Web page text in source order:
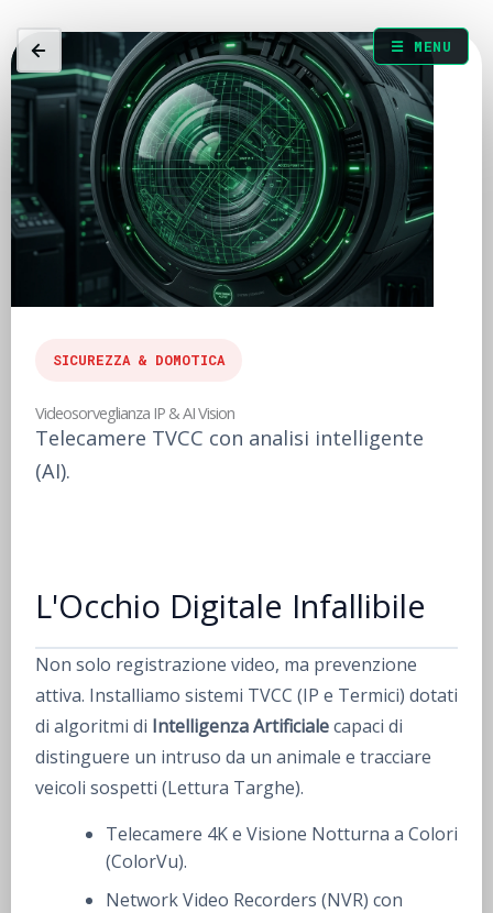
SICUREZZA & DOMOTICA
Videosorveglianza IP & AI Vision
Telecamere TVCC con analisi intelligente
(AI).
L'Occhio Digitale Infallibile
Non solo registrazione video, ma prevenzione
attiva. Installiamo sistemi TVCC (IP e Termici) dotati
di algoritmi di Intelligenza Artificialecapaci di
distinguere un intruso da un animale e tracciare
veicoli sospetti (Lettura Targhe).
Telecamere 4K e Visione Notturna a Colori
(ColorVu).
Network Video Recorders (NVR) con
☰ MENU